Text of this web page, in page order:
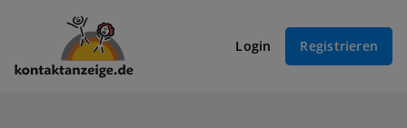
Login Registrieren